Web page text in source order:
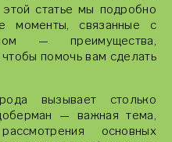
статье мы подробно
моменты, связанные с
— преимущества,
помочь вам сделать
вызывает столько
— важная тема,
основных